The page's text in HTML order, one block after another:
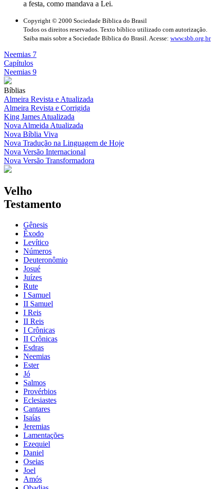
a festa, como mandava a Lei.
Copyright © 2000 Sociedade Bíblica do Brasil
Todos os direitos reservados. Texto bíblico utilizado com autorização.
Saiba mais sobre a Sociedade Bíblica do Brasil. Acesse: www.sbb.org.br
Neemias 7
Capítulos
Neemias 9
Bíblias
Almeira Revista e Atualizada
Almeira Revista e Corrigida
King James Atualizada
Nova Almeida Atualizada
Nova Bíblia Viva
Nova Tradução na Linguagem de Hoje
Nova Versão Internacional
Nova Versão Transformadora
Velho
Testamento
Gênesis
Êxodo
Levítico
Números
Deuteronômio
Josué
Juízes
Rute
I Samuel
II Samuel
I Reis
II Reis
I Crônicas
II Crônicas
Esdras
Neemias
Ester
Jó
Salmos
Provérbios
Eclesiastes
Cantares
Isaías
Jeremias
Lamentações
Ezequiel
Daniel
Oseias
Joel
Amós